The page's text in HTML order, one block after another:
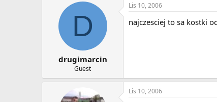
D
drugimarcin
Guest
Lis 10, 2006
najczesciej to sa kostki
Lis 10, 2006